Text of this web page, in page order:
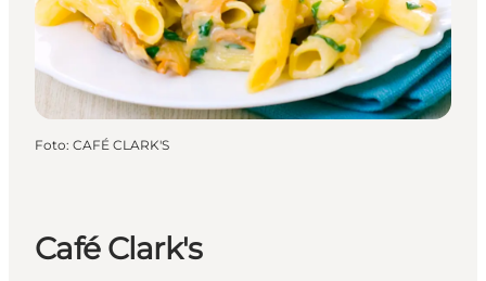
Foto: CAFÉ CLARK'S
Café Clark's